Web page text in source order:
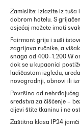
Zamislite: izlazite iz tuša
dobrom hotelu. S
osjećaj možete imati
Fairmont grije i suši
zagrijava ručnike, a
snaga od 400–1.200 W
dok se u kupaonici
ladičastom izgledu,
novogradnji, obnovi ili
Površina od
sredstva za čišćenje –
cijevi štite tkaninu i ne
Zaštitna klasa IP24